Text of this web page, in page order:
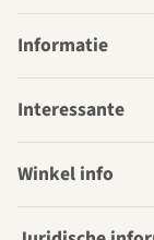
Informatie
Interessante
Winkel info